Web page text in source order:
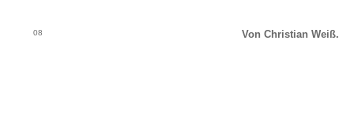
08 Von Christian Weiß.